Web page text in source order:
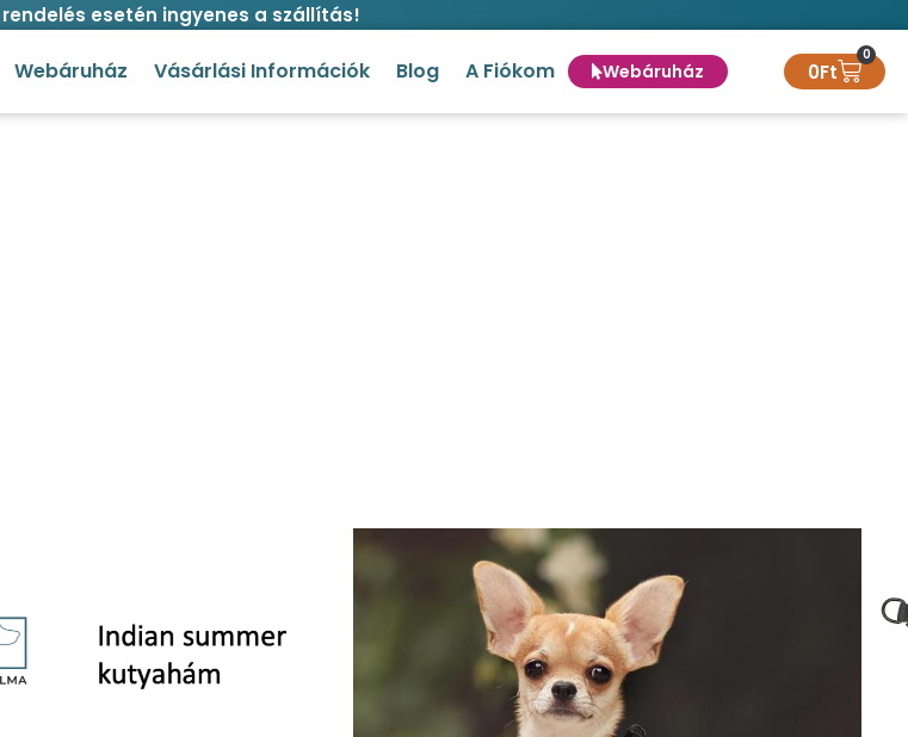
esetén ingyenes a szállítás!
Webáruház Vásárlási Információk Blog A Fiókom Webáruház 0Ft
0
summer kutyahám több méretben
is)
3.490Ft–4.290
kutyahám XS,S,M,L méretekben kis-, és középtermetű kutyáknak és